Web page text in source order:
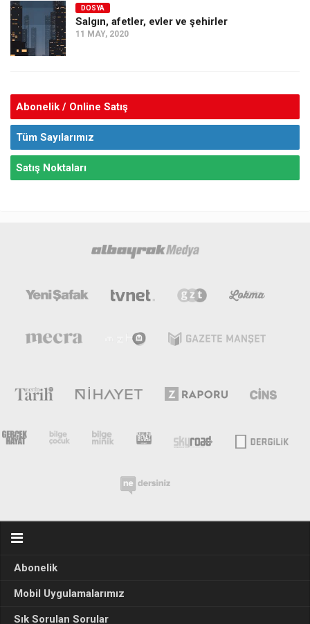
DOSYA
Salgın, afetler, evler ve şehirler
11 MAY, 2020
Abonelik / Online Satış
Tüm Sayılarımız
Satış Noktaları
Abonelik
Mobil Uygulamalarımız
Sık Sorulan Sorular